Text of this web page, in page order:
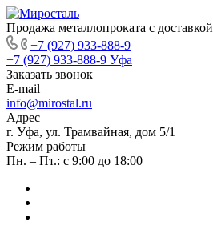
Продажа металлопроката с доставкой
+7 (927) 933-888-9
+7 (927) 933-888-9 Уфа
Заказать звонок
E-mail
info@mirostal.ru
Адрес
г. Уфа, ул. Трамвайная, дом 5/1
Режим работы
Пн. – Пт.: с 9:00 до 18:00